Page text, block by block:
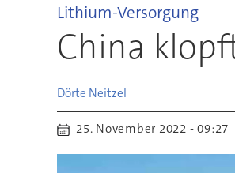
Lithium-Versorgung
China
Dörte Neitzel
25. November 2022 - 09:27